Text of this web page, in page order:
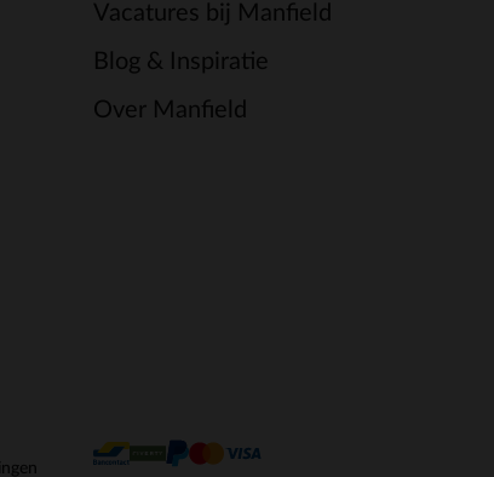
Vacatures bij Manfield
Blog & Inspiratie
Over Manfield